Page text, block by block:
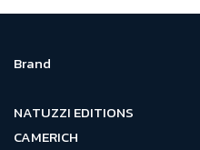
Brand
NATUZZI EDITIONS
CAMERICH